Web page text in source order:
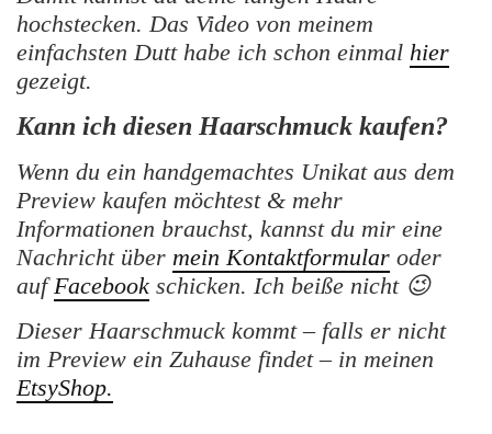
hochstecken. Das Video von meinem
einfachsten Dutt habe ich schon einmal hier
gezeigt.
Kann ich diesen Haarschmuck kaufen?
Wenn du ein handgemachtes Unikat aus dem
Preview kaufen möchtest & mehr
Informationen brauchst, kannst du mir eine
Nachricht über mein Kontaktformular oder
aufFacebook schicken. Ich beiße nicht 😉
Dieser Haarschmuck kommt – falls er nicht
im Preview ein Zuhause findet – in meinen
EtsyShop.